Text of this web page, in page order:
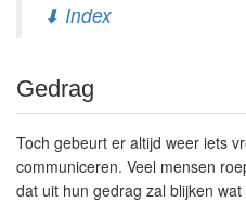
⬇ Index
Gedrag
Toch gebeurt er altijd weer iets
communiceren. Veel mensen
dat uit hun gedrag zal blijken